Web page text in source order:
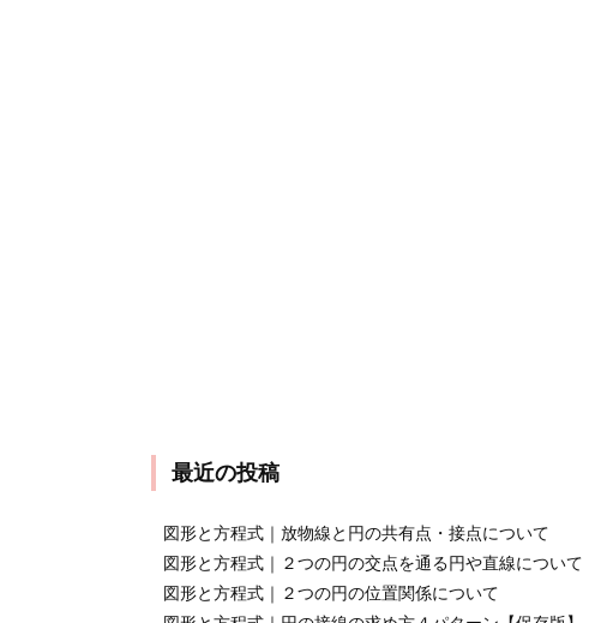
最近の投稿
図形と方程式｜放物線と円の共有点・接点について
図形と方程式｜２つの円の交点を通る円や直線について
図形と方程式｜２つの円の位置関係について